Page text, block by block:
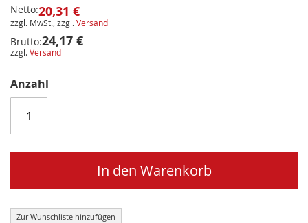
Netto:20,31 €
zzgl. MwSt., zzgl.Versand
Brutto:24,17 €
zzgl.Versand
Anzahl
In den Warenkorb
Zur Wunschliste hinzufügen